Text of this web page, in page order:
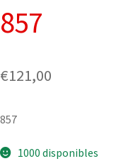
857
€121,00
857
1000 disponibles